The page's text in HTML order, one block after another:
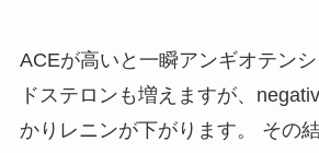
ACEが高いと一瞬アンギオテン
ドステロンも増えますが、
かりレニンが下がります。 その